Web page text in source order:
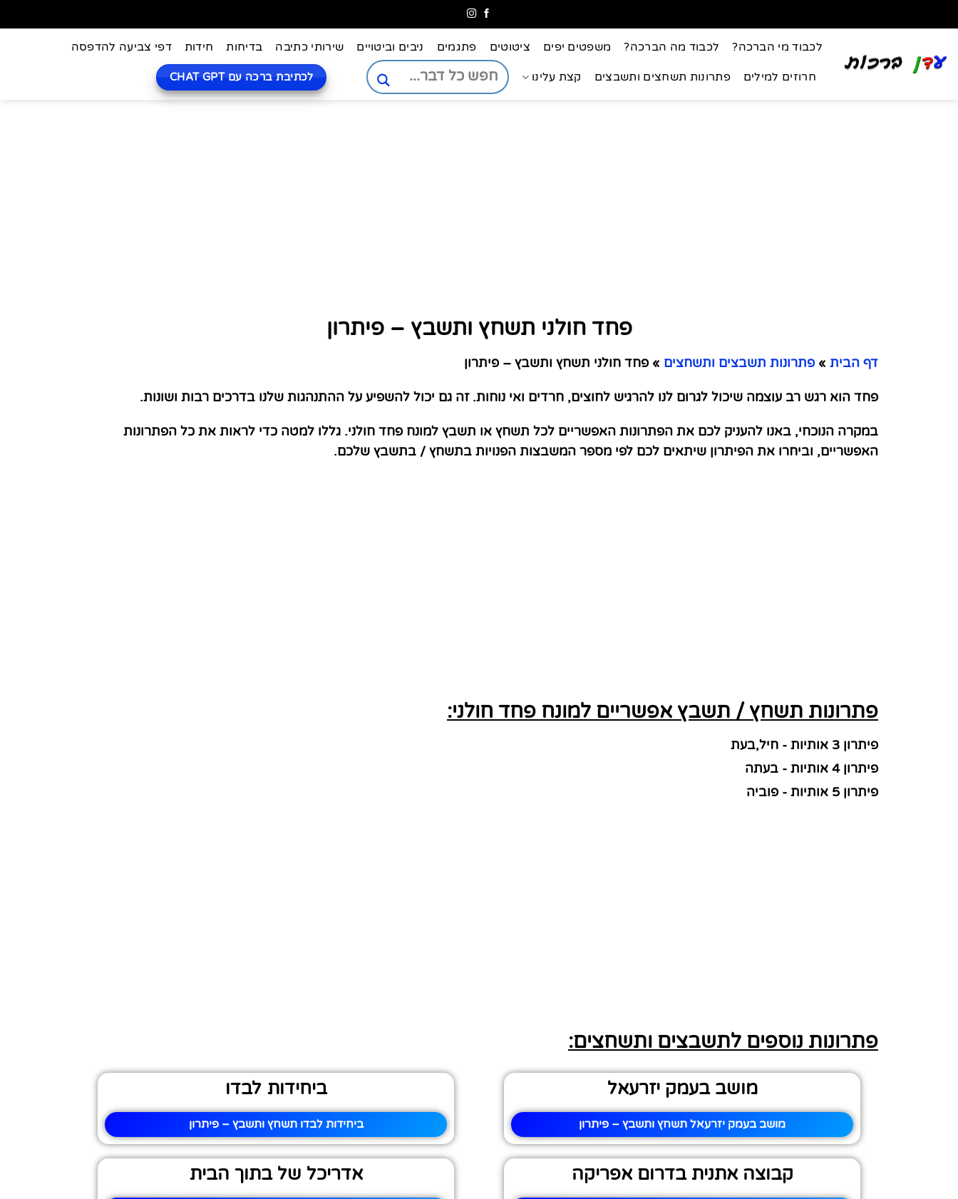
לכבוד מי הברכה? לכבוד מה הברכה? משפטים יפים ציטוטים פתגמים ניבים וביטויים שירותי כתיבה בדיחות חידות דפי צביעה להדפסה
חרוזים למילים פתרונות תשחצים ותשבצים קצת עלינו לכתיבת ברכה עם CHAT GPT
פחד חולני תשחץ ותשבץ – פיתרון
דף הבית » פתרונות תשבצים ותשחצים » פחד חולני תשחץ ותשבץ – פיתרון
פחד הוא רגש רב עוצמה שיכול לגרום לנו להרגיש לחוצים, חרדים ואי נוחות. זה גם יכול להשפיע על ההתנהגות שלנו בדרכים רבות ושונות.
במקרה הנוכחי, באנו להעניק לכם את הפתרונות האפשריים לכל תשחץ או תשבץ למונח פחד חולני. גללו למטה כדי לראות את כל הפתרונות
האפשריים, וביחרו את הפיתרון שיתאים לכם לפי מספר המשבצות הפנויות בתשחץ / בתשבץ שלכם.
פתרונות תשחץ / תשבץ אפשריים למונח פחד חולני:
פיתרון 3 אותיות - חיל,בעת
פיתרון 4 אותיות - בעתה
פיתרון 5 אותיות - פוביה
פתרונות נוספים לתשבצים ותשחצים:
מושב בעמק יזרעאל
מושב בעמק יזרעאל תשחץ ותשבץ – פיתרון
ביחידות לבדו
ביחידות לבדו תשחץ ותשבץ – פיתרון
קבוצה אתנית בדרום אפריקה אדריכל של בתוך הבית